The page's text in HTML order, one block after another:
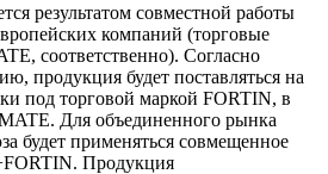
результатом совместной работы
компаний (торговые
соответственно). Согласно
продукция будет поставляться на
под торговой маркой FORTIN, в
Для объединенного рынка
будет применяться совмещенное
Продукция